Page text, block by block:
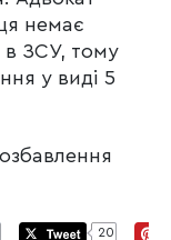
немає
в ЗСУ, тому
у виді 5
20